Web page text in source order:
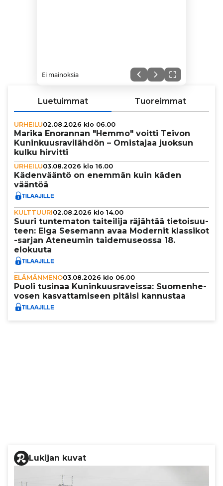
Ei mainoksia
Luetuimmat Tuoreimmat
URHEILU02.08.2026 klo 06.00
Marika Enorannan "Hemmo" voitti Teivon
Kunin­kuus­ra­vi­läh­dön – Omistajaa juoksun
kulku hirvitti
URHEILU03.08.2026 klo 16.00
Käden­vääntö on enemmän kuin käden
vääntöä
KULTTUURI02.08.2026 klo 14.00
Suuri tun­te­ma­ton tai­tei­lija räjähtää tie­toi­suu­
teen: Elga Sesemann avaa Modernit klassikot
-sarjan Ateneumin tai­de­mu­se­ossa 18.
elokuuta
ELÄMÄNMENO03.08.2026 klo 06.00
Puoli tusinaa Kunin­kuus­ra­veissa: Suo­men­he­
vo­sen kas­vat­ta­mi­seen pitäisi kannustaa
Lukijan kuvat